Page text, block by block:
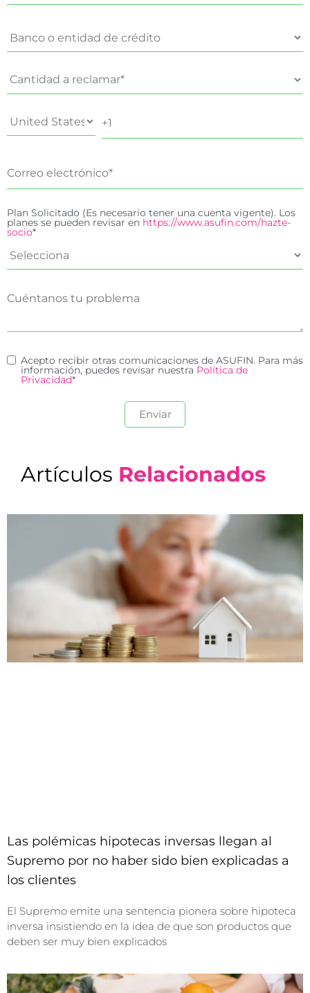
Plan Solicitado (Es necesario tener una cuenta vigente). Los
planes se pueden revisar en https://www.asufin.com/hazte-
socio*
Acepto recibir otras comunicaciones de ASUFIN. Para más
información, puedes revisar nuestra Política de
Privacidad*
Artículos Relacionados
Las polémicas hipotecas inversas llegan al
Supremo por no haber sido bien explicadas a
los clientes
El Supremo emite una sentencia pionera sobre hipoteca
inversa insistiendo en la idea de que son productos que
deben ser muy bien explicados